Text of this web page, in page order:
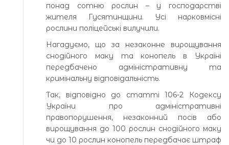
понад сотню рослин – у господарстві
жителя Гусятинщини. Усі нарковмісні
рослини поліцейські вилучили.
Нагадуємо, що за незаконне вирощування
снодійного маку та конопель в Україні
передбачено адміністративну та
кримінальну відповідальність.
Так, відповідно до статті 106-2 Кодексу
України про адміністративні
правопорушення, незаконний посів або
вирощування до 100 рослин снодійного маку
чи до 10 рослин конопель передбачає штраф